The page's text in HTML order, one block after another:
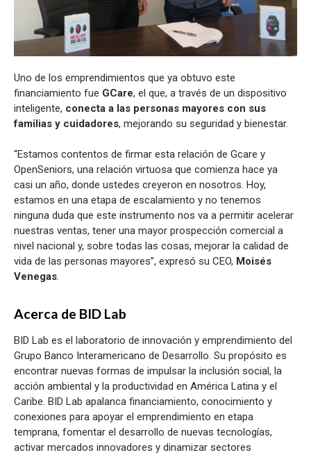
Uno de los emprendimientos que ya obtuvo este
financiamiento fue GCare, el que, a través de un dispositivo
inteligente, conecta a las personas mayores con sus
familias y cuidadores, mejorando su seguridad y bienestar.
“Estamos contentos de firmar esta relación de Gcare y
OpenSeniors, una relación virtuosa que comienza hace ya
casi un año, donde ustedes creyeron en nosotros. Hoy,
estamos en una etapa de escalamiento y no tenemos
ninguna duda que este instrumento nos va a permitir acelerar
nuestras ventas, tener una mayor prospección comercial a
nivel nacional y, sobre todas las cosas, mejorar la calidad de
vida de las personas mayores”, expresó su CEO, Moisés
Venegas.
Acerca de BID Lab
BID Lab es el laboratorio de innovación y emprendimiento del
Grupo Banco Interamericano de Desarrollo. Su propósito es
encontrar nuevas formas de impulsar la inclusión social, la
acción ambiental y la productividad en América Latina y el
Caribe. BID Lab apalanca financiamiento, conocimiento y
conexiones para apoyar el emprendimiento en etapa
temprana, fomentar el desarrollo de nuevas tecnologías,
activar mercados innovadores y dinamizar sectores